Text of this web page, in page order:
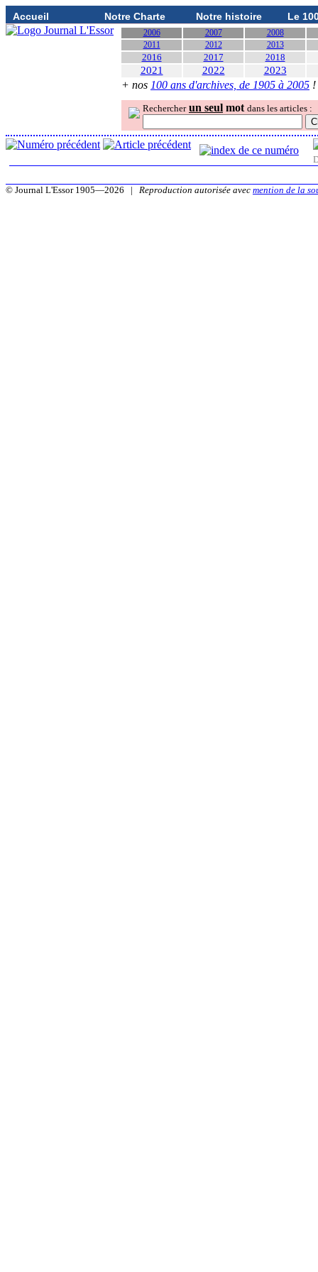
Accueil Notre Charte Notre histoire Le
2006 2007
2008
2011
2012 2013
2016 2017 2018
2021 2022 2023
+ nos 100 ans d'archives, de 1905 à 2005 !
Rechercher un seul mot dans les articles :
© Journal L'Essor 1905—2026 | Reproduction autorisée avec mention de la